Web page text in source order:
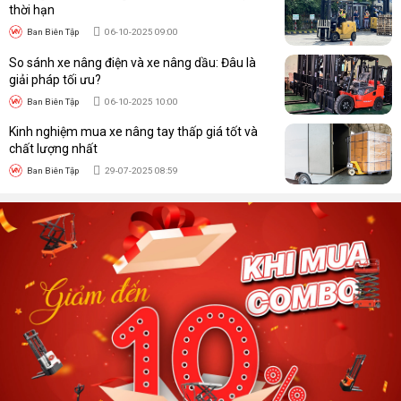
stacker 1300Kg.
Liên hệ ngay với Vạn Kim Nguyên để được báo giá nhanh
nhất
Tại sao nên mua xe nâng điện stacker
1300Kg tại Vạn Kim Nguyên?
thời hạn
Ban Biên Tập 06-10-2025 09:00
So sánh xe nâng điện và xe nâng dầu: Đâu là
giải pháp tối ưu?
Ban Biên Tập 06-10-2025 10:00
Kinh nghiệm mua xe nâng tay thấp giá tốt và
chất lượng nhất
Ban Biên Tập 29-07-2025 08:59